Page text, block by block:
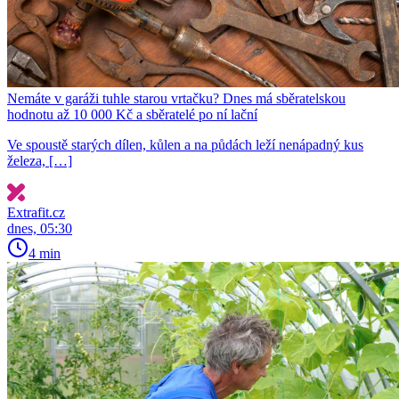
Nemáte v garáži tuhle starou vrtačku? Dnes má sběratelskou
hodnotu až 10 000 Kč a sběratelé po ní lační
Ve spoustě starých dílen, kůlen a na půdách leží nenápadný kus
železa, […]
Extrafit.cz
dnes, 05:30
4 min